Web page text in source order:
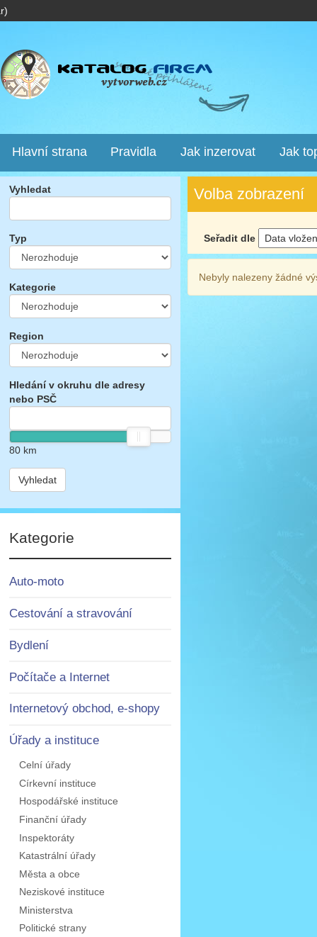
Hlavní strana Pravidla Jak inzerovat Jak
Vyhledat
Typ
Kategorie
Region
Hledání v okruhu dle adresy
nebo PSČ
80km
Vyhledat
Kategorie
Auto-moto
Cestování a stravování
Bydlení
Počítače a Internet
Internetový obchod, e-shopy
Úřady a instituce
Celní úřady
Církevní instituce
Hospodářské instituce
Finanční úřady
Inspektoráty
Katastrální úřady
Města a obce
Neziskové instituce
Ministerstva
Politické strany
Volba zobrazení
Seřadit dle
Nebyly nalezeny žádné